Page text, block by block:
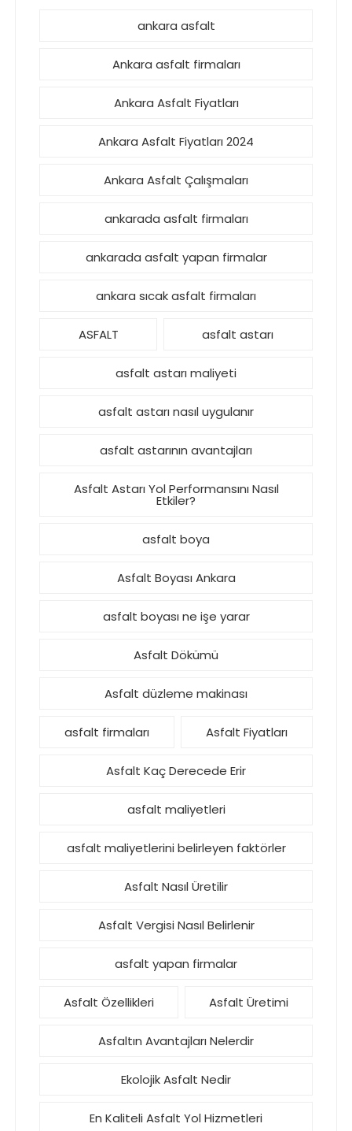
ankara asfalt
Ankara asfalt firmaları
Ankara Asfalt Fiyatları
Ankara Asfalt Fiyatları 2024
Ankara Asfalt Çalışmaları
ankarada asfalt firmaları
ankarada asfalt yapan firmalar
ankara sıcak asfalt firmaları
ASFALT asfalt astarı
asfalt astarı maliyeti
asfalt astarı nasıl uygulanır
asfalt astarının avantajları
Asfalt Astarı Yol Performansını Nasıl
Etkiler?
asfalt boya
Asfalt Boyası Ankara
asfalt boyası ne işe yarar
Asfalt Dökümü
Asfalt düzleme makinası
asfalt firmaları Asfalt Fiyatları
Asfalt Kaç Derecede Erir
asfalt maliyetleri
asfalt maliyetlerini belirleyen faktörler
Asfalt Nasıl Üretilir
Asfalt Vergisi Nasıl Belirlenir
asfalt yapan firmalar
Asfalt Özellikleri Asfalt Üretimi
Asfaltın Avantajları Nelerdir
Ekolojik Asfalt Nedir
En Kaliteli Asfalt Yol Hizmetleri